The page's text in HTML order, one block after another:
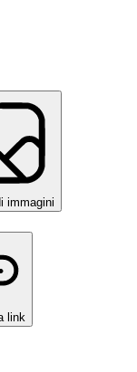
immagini
link